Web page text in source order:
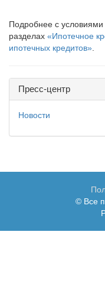
Подробнее с
разделах «Ипотечное
ипотечных кредитов»
Пресс-центр
Новости
© Все